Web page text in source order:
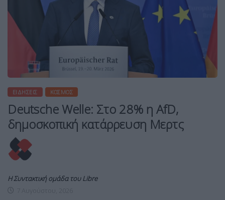
ΕΙΔΉΣΕΙΣ ΚΌΣΜΟΣ
Deutsche Welle: Στο 28% η AfD,
δημοσκοπική κατάρρευση Μερτς
Η Συντακτική ομάδα του Libre